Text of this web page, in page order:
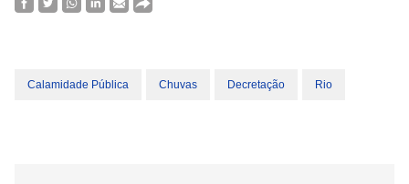
Calamidade Pública Chuvas Decretação Rio